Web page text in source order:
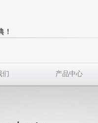
！
们 产品中心